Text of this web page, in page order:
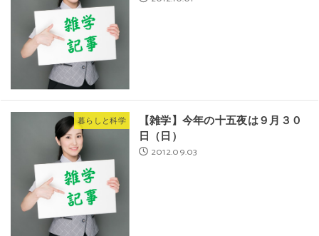
暮らしと科学
【雑学】今年の十五夜は９月３０
日（日）
2012.09.03